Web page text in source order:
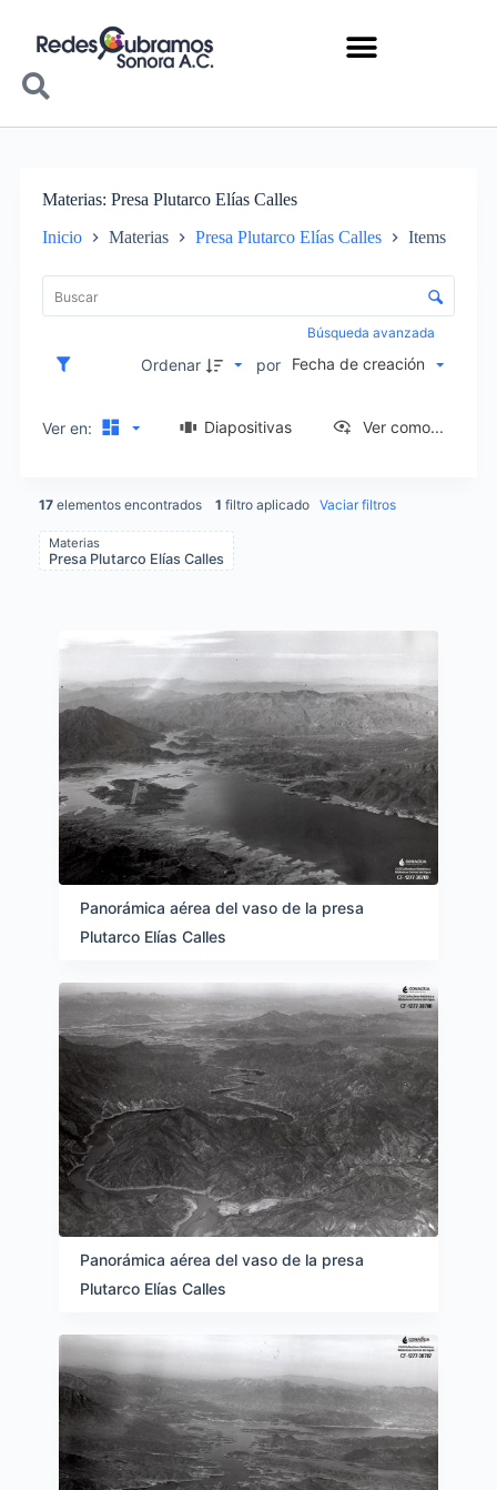
Materias Presa Plutarco Elías Calles
Inicio Materias Presa Plutarco Elías Calles Items
Control de clasificación y visualización
Búsqueda avanzada
Ordenar por Fecha de creación
Ver en: Diapositivas Ver como...
17 elementos encontrados 1 filtro aplicado Vaciar filtros
Materias
Presa Plutarco Elías Calles
Panorámica aérea del vaso de la presa
Plutarco Elías Calles
Panorámica aérea del vaso de la presa
Plutarco Elías Calles